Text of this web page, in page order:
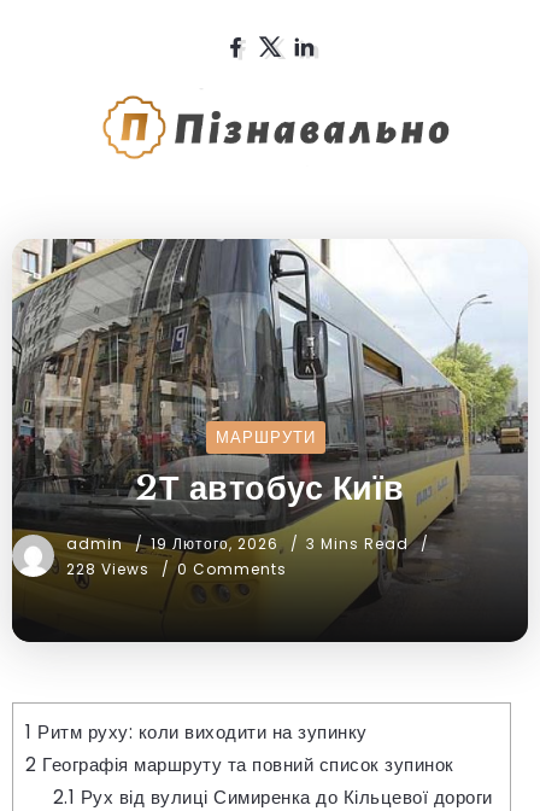
МАРШРУТИ
2Т автобус Київ
admin 19 Лютого, 2026
3 Mins Read
228 Views
0 Comments
1 Ритм руху: коли виходити на зупинку
2 Географія маршруту та повний список зупинок
2.1 Рух від вулиці Симиренка до Кільцевої дороги